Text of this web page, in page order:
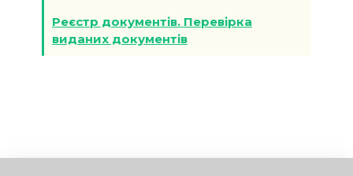
Реєстр документів. Перевірка
виданих документів